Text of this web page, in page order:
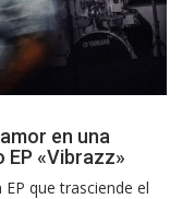
en una
EP «Vibrazz»
EP que trasciende el